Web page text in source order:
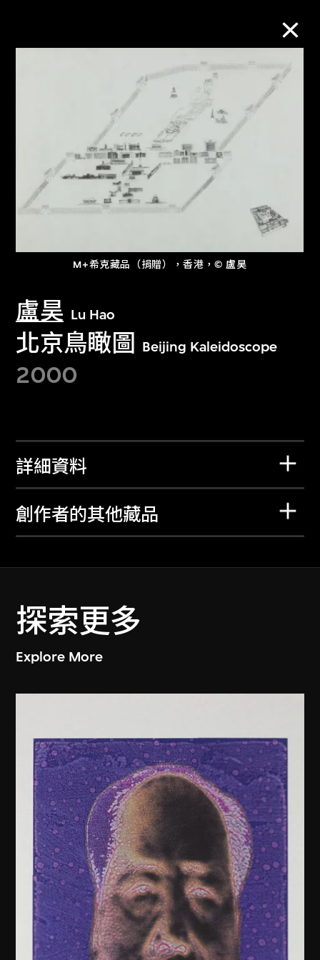
M+希克藏品（捐贈），香港，© 盧昊
盧昊 Lu Hao
北京鳥瞰圖 Beijing Kaleidoscope
2000
詳細資料
創作者的其他藏品
探索更多
Explore More
M+藏品
進一步篩選
探索世界頂級的二十及二十一世紀視覺